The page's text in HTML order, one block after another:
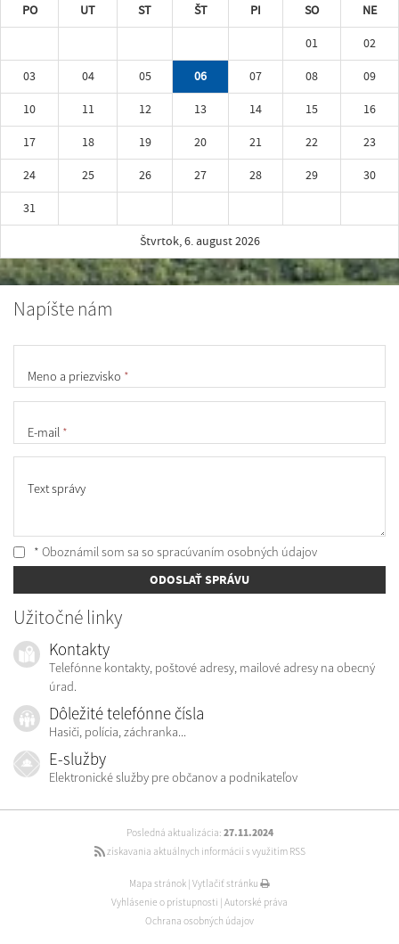
PO UT ST ŠT PI SO
NE
01
02
03
04 05 06 07 08
09
10
11 12 13 14 15
16
17
18 19 20 21 22
23
24
25 26 27 28 29
30
31
Štvrtok, 6. august 2026
Napíšte nám
Meno a priezvisko *
E-mail *
Text správy
* Oboznámil som sa so spracúvaním osobných údajov
ODOSLAŤ SPRÁVU
Užitočné linky
Kontakty
Telefónne kontakty, poštové adresy, mailové adresy na obecný
úrad.
Dôležité telefónne čísla
Hasiči, polícia, záchranka...
E-služby
Elektronické služby pre občanov a podnikateľov
Posledná aktualizácia: 27.11.2024
získavania aktuálnych informácií s využitím RSS
Mapa stránok Vytlačiť stránku
Vyhlásenie o prístupnosti Autorské práva
Ochrana osobných údajov